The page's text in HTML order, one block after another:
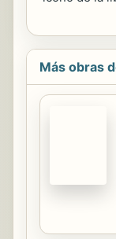
Más obras